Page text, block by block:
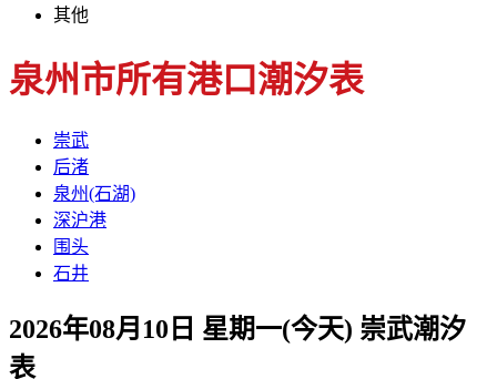
其他
泉州市所有港口潮汐表
崇武
后渚
泉州(石湖)
深沪港
围头
石井
2026年08月10日 星期一(今天) 崇武潮汐
表